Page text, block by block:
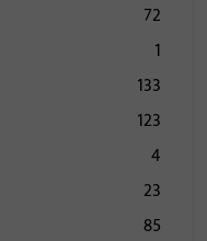
72
1
133
123
4
23
85